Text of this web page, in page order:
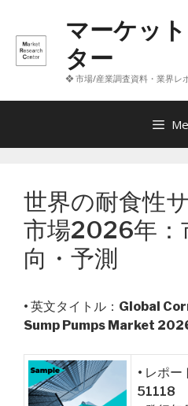
へ
マーケッ
ター
❖ 市場/産業調査資料・業界レ
世界の耐食性
市場2026年：
向・予測
• 英文タイトル： Global
Sump Pumps Market
• レポ
51118